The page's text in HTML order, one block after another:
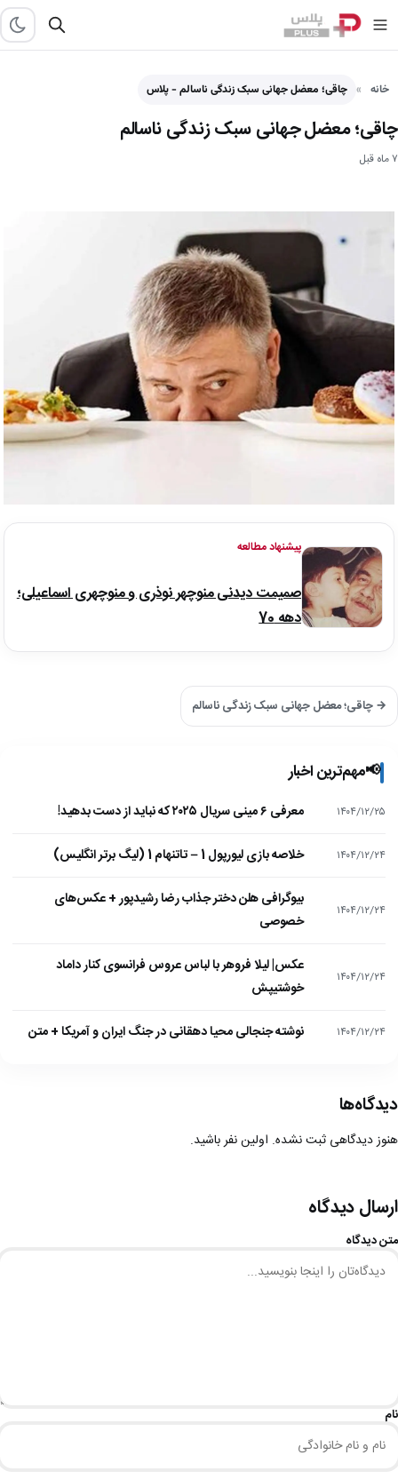
خانه چاقی؛ معضل جهانی سبک زندگی ناسالم - پلاس
چاقی؛ معضل جهانی سبک زندگی ناسالم
۷ ماه قبل
پیشنهاد مطالعه
صمیمت دیدنی منوچهر نوذری و منوچهری اسماعیلی؛
دهه 70
→ چاقی؛ معضل جهانی سبک زندگی ناسالم
📢مهم‌ترین اخبار
۱۴۰۴/۱۲/۲۵ معرفی ۶ مینی سریال ۲۰۲۵ که نباید از دست بدهید!
۱۴۰۴/۱۲/۲۴ خلاصه بازی لیورپول 1 – تاتنهام 1 (لیگ برتر انگلیس)
۱۴۰۴/۱۲/۲۴
بیوگرافی هلن دختر جذاب رضا رشیدپور + عکس‌های
خصوصی
۱۴۰۴/۱۲/۲۴
عکس| لیلا فروهر با لباس عروس فرانسوی کنار داماد
خوشتیپش
۱۴۰۴/۱۲/۲۴ نوشته جنجالی محیا دهقانی در جنگ ایران و آمریکا + متن
دیدگاه‌ها
هنوز دیدگاهی ثبت نشده. اولین نفر باشید.
ارسال دیدگاه
متن دیدگاه
نام